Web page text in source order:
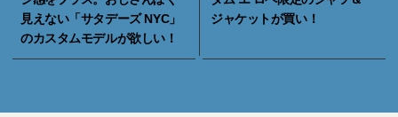
見えない「サタデーズ NYC」
のカスタムモデルが欲しい！
ジャケットが買い！